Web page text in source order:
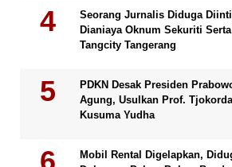
Seorang Jurnalis Diduga
Dianiaya Oknum Sekuriti
Tangcity Tangerang
PDKN Desak Presiden
Agung, Usulkan Prof.
Kusuma Yudha
Mobil Rental Digelapkan,